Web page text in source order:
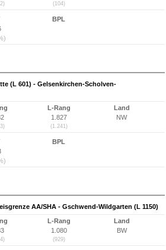
(104)
BPL
(L 601) - Gelsenkirchen-Scholven-
L-Rang
1.827
(1.241)
Land
NW
BPL
AA/SHA - Gschwend-Wildgarten (L 1150)
L-Rang
1.080
(929)
Land
BW